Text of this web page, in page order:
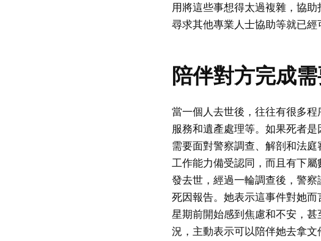
用將這些事想得太過複雜，協
尋求其他專業人士協助等就已經
陪伴對方完成
當一個人去世後，往往有很多
服務和遺產處理等。如果死者
需要面對警察調查、解剖和法
工作能力備受認同，而且有下
發去世，經過一輪調查後，警
死因報告。她表示這事件對她
星期前開始感到焦慮和不安，
況，主動表示可以陪伴她去拿